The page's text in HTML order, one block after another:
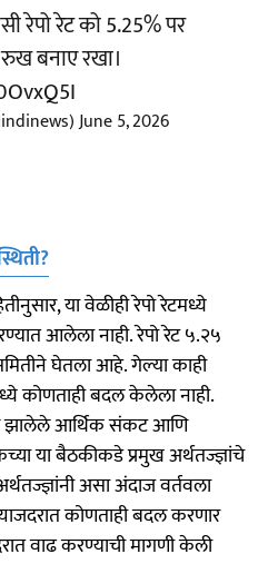
रेपो रेट को 5.25% पर
बनाए रखा।
June 5, 2026
या वेळीही रेपो रेटमध्ये
आलेला नाही. रेपो रेट ५.२५
घेतला आहे. गेल्या काही
कोणताही बदल केलेला नाही.
झालेले आर्थिक संकट आणि
या बैठकीकडे प्रमुख अर्थतज्ज्ञांचे
असा अंदाज वर्तवला
कोणताही बदल करणार
वाढ करण्याची मागणी केली